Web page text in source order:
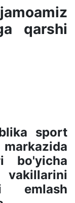
qarshi
sport
bo'yicha
emlash